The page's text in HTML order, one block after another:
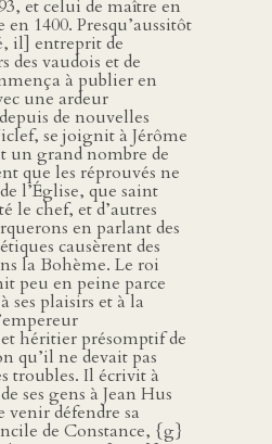
et celui de maître en
1400. Presqu’aussitôt
il] entreprit de
des vaudois et de
à publier en
une ardeur
de nouvelles
se joignit à Jérôme
un grand nombre de
que les réprouvés ne
l’Église, que saint
le chef, et d’autres
en parlant des
causèrent des
la Bohème. Le roi
peu en peine parce
ses plaisirs et à la
héritier présomptif de
qu’il ne devait pas
troubles. Il écrivit à
ses gens à Jean Hus
venir défendre sa
de Constance, {g}